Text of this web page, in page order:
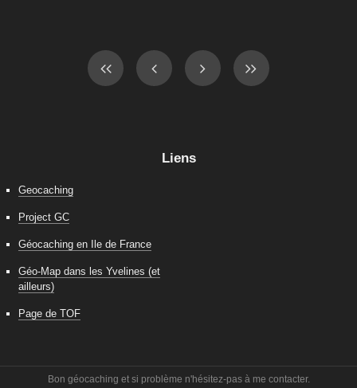
Liens
Geocaching
Project GC
Géocaching en Ile de France
Géo-Map dans les Yvelines (et
ailleurs)
Page de TOF
Bon géocaching et si problème n'hésitez-pas à me contacter.